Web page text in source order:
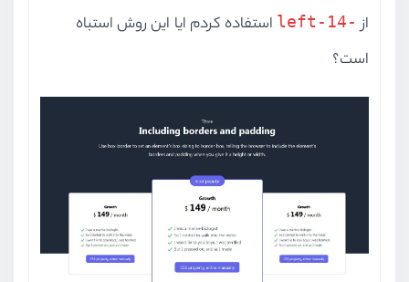
از -left-14
استفاده کردم ایا این روش استباه
است؟